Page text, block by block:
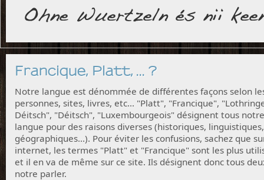
Francique, Platt, ... ?
Notre langue est dénommée de différentes façons selon
personnes, sites, livres, etc... "Platt", "Francique",
Déitsch", "Déitsch", "Luxembourgeois" désignent tous notre
langue pour des raisons diverses (historiques, linguistiques,
géographiques...). Pour éviter les confusions, sachez que
internet, les termes "Platt" et "Francique" sont les plus
et il en va de même sur ce site. Ils désignent donc tous
notre parler.